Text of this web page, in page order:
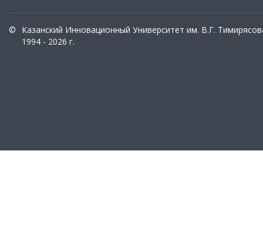
©
Казанский Инновационный Университет им. В.Г.
1994 - 2026 г.